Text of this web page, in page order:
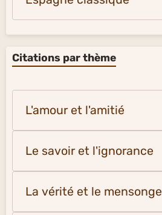
Citations par thème
L'amour et l'amitié
Le savoir et l'ignorance
La vérité et le mensonge